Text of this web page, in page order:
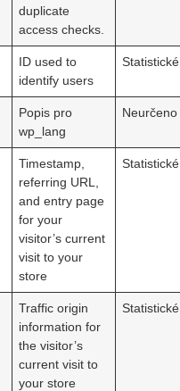
duplicate
access checks.
ID used to
identify users
Statistické
Popis pro
wp_lang
Neurčeno
Timestamp,
referring URL,
and entry page
for your
visitor’s current
visit to your
store
Statistické
Traffic origin
information for
the visitor’s
current visit to
your store
Statistické